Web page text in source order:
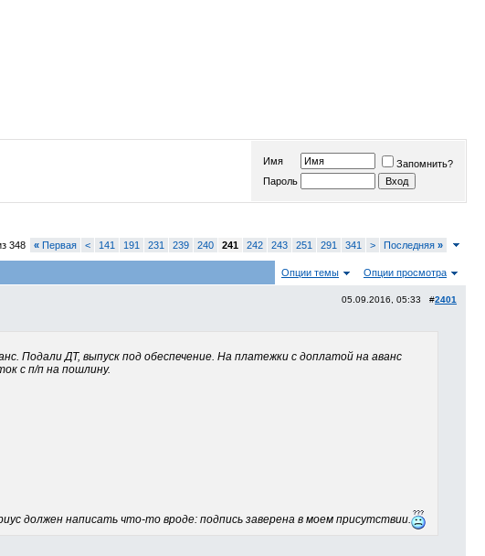
Имя
Запомнить?
Пароль
348 « Первая < 141 191 231 239 240 241 242 243 251 291 341 > Последняя »
Опции темы Опции просмотра
05.09.2016, 05:33 #2401
Подали ДТ, выпуск под обеспечение. На платежки с доплатой на аванс
с п/п на пошлину.
должен написать что-то вроде: подпись заверена в моем присутствии.